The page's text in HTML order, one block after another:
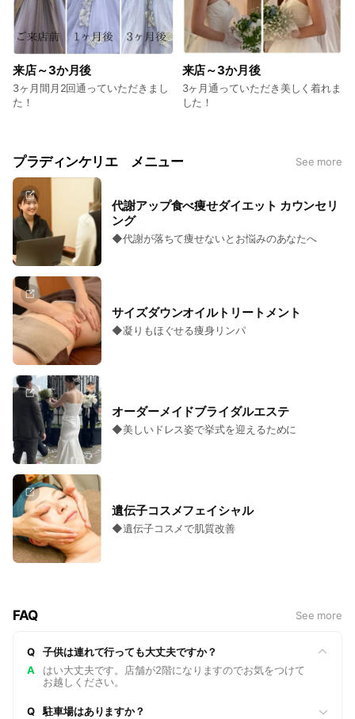
来店～3か月後
3ヶ月間月2回通っていただきまし
た！
来店～3か月後
3ヶ月通っていただき美しく着れま
した！
プラディンケリエ メニュー See more
代謝アップ食べ痩せダイエット ​カウンセリ
ング
◆代謝が落ちて痩せないとお悩みのあなたへ
サイズダウンオイルトリートメント
◆凝りもほぐせる痩身リンパ
オーダーメイドブライダルエステ
◆美しいドレス姿で挙式を迎えるために
遺伝子コスメフェイシャル
◆遺伝子コスメで肌質改善
FAQ See more
Q
子供は連れて行っても大丈夫ですか？
A
はい大丈夫です。店舗が2階になりますのでお気をつけて
お越しください。
Q 駐車場はありますか？